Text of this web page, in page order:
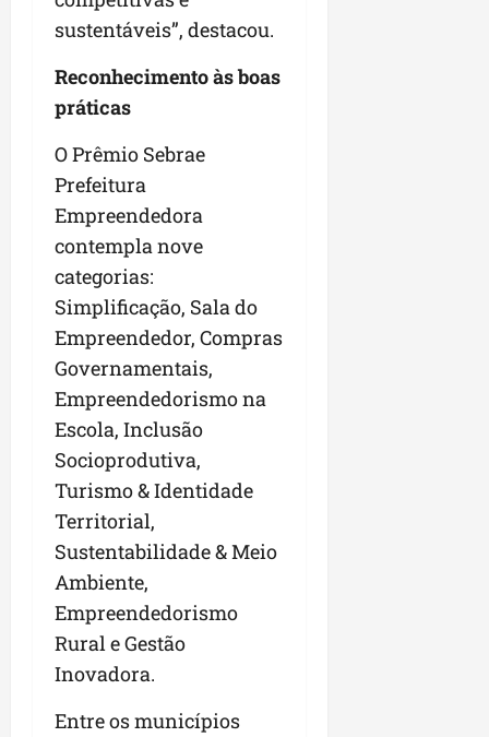
sustentáveis”, destacou.
Reconhecimento às boas
práticas
O Prêmio Sebrae
Prefeitura
Empreendedora
contempla nove
categorias:
Simplificação, Sala do
Empreendedor, Compras
Governamentais,
Empreendedorismo na
Escola, Inclusão
Socioprodutiva,
Turismo & Identidade
Territorial,
Sustentabilidade & Meio
Ambiente,
Empreendedorismo
Rural e Gestão
Inovadora.
Entre os municípios